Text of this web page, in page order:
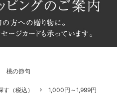
桃の節句
す（税込） 1,000円～1,999円